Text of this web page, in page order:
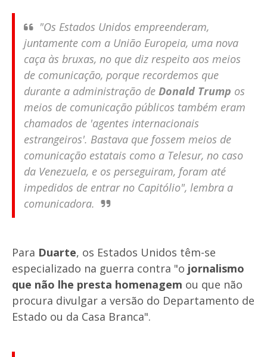
"Os Estados Unidos empreenderam,
juntamente com a União Europeia, uma nova
caça às bruxas, no que diz respeito aos meios
de comunicação, porque recordemos que
durante a administração de Donald Trump os
meios de comunicação públicos também eram
chamados de 'agentes internacionais
estrangeiros'. Bastava que fossem meios de
comunicação estatais como a Telesur, no caso
da Venezuela, e os perseguiram, foram até
impedidos de entrar no Capitólio", lembra a
comunicadora.
Para Duarte, os Estados Unidos têm-se
especializado na guerra contra "o jornalismo
que não lhe presta homenagem ou que não
procura divulgar a versão do Departamento de
Estado ou da Casa Branca".